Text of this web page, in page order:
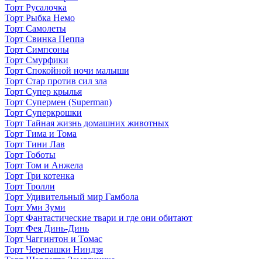
Торт Русалочка
Торт Рыбка Немо
Торт Самолеты
Торт Свинка Пеппа
Торт Симпсоны
Торт Смурфики
Торт Спокойной ночи малыши
Торт Стар против сил зла
Торт Супер крылья
Торт Супермен (Superman)
Торт Суперкрошки
Торт Тайная жизнь домашних животных
Торт Тима и Тома
Торт Тини Лав
Торт Тоботы
Торт Том и Анжела
Торт Три котенка
Торт Тролли
Торт Удивительный мир Гамбола
Торт Уми Зуми
Торт Фантастические твари и где они обитают
Торт Фея Динь-Динь
Торт Чаггинтон и Томас
Торт Черепашки Ниндзя